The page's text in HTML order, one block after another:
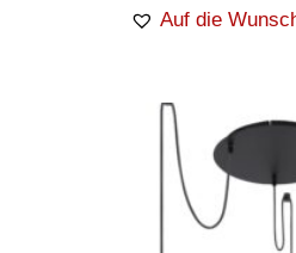
Auf die